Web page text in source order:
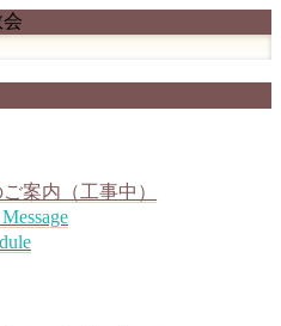
案内（工事中）